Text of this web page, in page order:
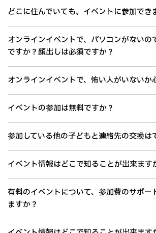
どこに住んでいても、イベントに参加でき
オンラインイベントで、パソコンがないの
ですか？顔出しは必須ですか？
オンラインイベントで、怖い人がいないか
イベントの参加は無料ですか？
参加している他の子どもと連絡先の交換は
イベント情報はどこで知ることが出来ます
有料のイベントについて、参加費のサポー
ますか？